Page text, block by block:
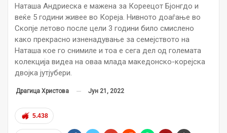
Наташа Андриеска е мажена за Кореецот Бјонгдо и
веќе 5 години живее во Кореја. Нивното доаѓање во
Скопје летово после цели 3 години било смислено
како прекрасно изненадување за семејството на
Наташа кое го снимиле и тоа е сега дел од големата
колекција видеа на оваа млада македонско-корејска
двојка јутјубери.
Драгица Христова Јун 21, 2022
5.438